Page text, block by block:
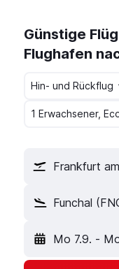
Günstige
Flughafen
Hin- und Rückflug
1 Erwachsener,
Frankfurt
Funchal
Mo 7.9. -